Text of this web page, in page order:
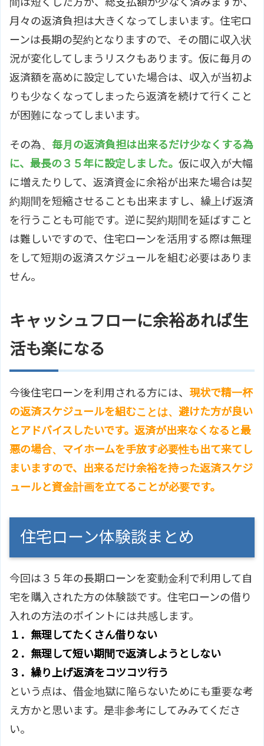
月々の返済負担は大きくなってしまいます。住宅ロ
ーンは長期の契約となりますので、その間に収入状
況が変化してしまうリスクもあります。仮に毎月の
返済額を高めに設定していた場合は、収入が当初よ
りも少なくなってしまったら返済を続けて行くこと
が困難になってしまいます。
その為、 毎月の返済負担は出来るだけ少なくする為
に、最長の３５年に設定しました。 仮に収入が大幅
に増えたりして、返済資金に余裕が出来た場合は契
約期間を短縮させることも出来ますし、繰上げ返済
を行うことも可能です。逆に契約期間を延ばすこと
は難しいですので、住宅ローンを活用する際は無理
をして短期の返済スケジュールを組む必要はありま
せん。
キャッシュフローに余裕あれば生
活も楽になる
今後住宅ローンを利用される方には、 現状で精一杯
の返済スケジュールを組むことは、避けた方が良い
とアドバイスしたいです。返済が出来なくなると最
悪の場合、マイホームを手放す必要性も出て来てし
まいますので、出来るだけ余裕を持った返済スケジ
ュールと資金計画を立てることが必要です。
住宅ローン体験談まとめ
今回は３５年の長期ローンを変動金利で利用して自
宅を購入された方の体験談です。住宅ローンの借り
入れの方法のポイントには共感します。
１．無理してたくさん借りない
２．無理して短い期間で返済しようとしない
３．繰り上げ返済をコツコツ行う
という点は、借金地獄に陥らないためにも重要な考
え方かと思います。是非参考にしてみみてくださ
い。